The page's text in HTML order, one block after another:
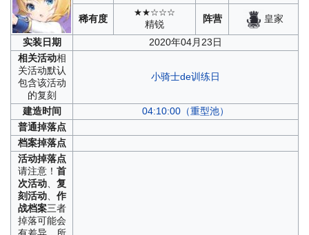
稀有度
★★☆☆☆
精锐 阵营 皇家
实装日期
2020年04月23日
相关活动相
关活动默认
包含该活动
的复刻
小骑士de训练日
建造时间
04:10:00（重型池）
普通掉落点
档案掉落点
活动掉落点
请注意！ 首
次活动、 复
刻活动、 作
战档案三者
掉落可能会